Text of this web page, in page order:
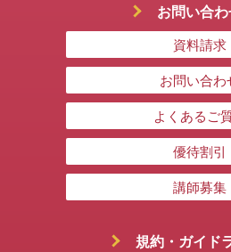
お問い合
資料請求
お問い合わ
よくあるご
優待割引
講師募集
規約・ガイド